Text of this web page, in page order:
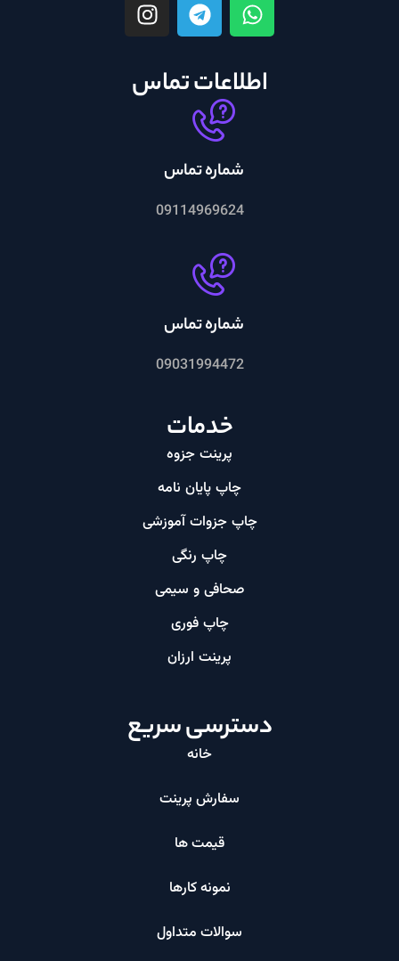
اطلاعات تماس
شماره تماس
09114969624
شماره تماس
09031994472
خدمات
پرینت جزوه
چاپ پایان نامه
چاپ جزوات آموزشی
چاپ رنگی
صحافی و سیمی
چاپ فوری
پرینت ارزان​
دسترسی سریع
خانه
سفارش پرینت
قیمت ها
نمونه کارها
سوالات متداول